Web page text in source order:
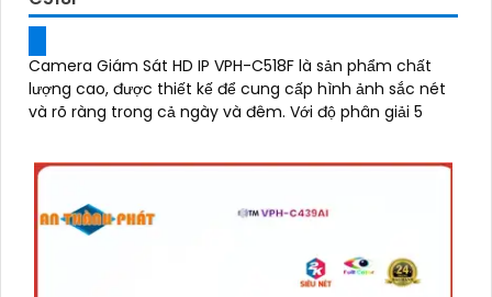
Camera Giám Sát HD IP VPH-C518F là sản phẩm chất
lượng cao, được thiết kế để cung cấp hình ảnh sắc nét
và rõ ràng trong cả ngày và đêm. Với độ phân giải 5